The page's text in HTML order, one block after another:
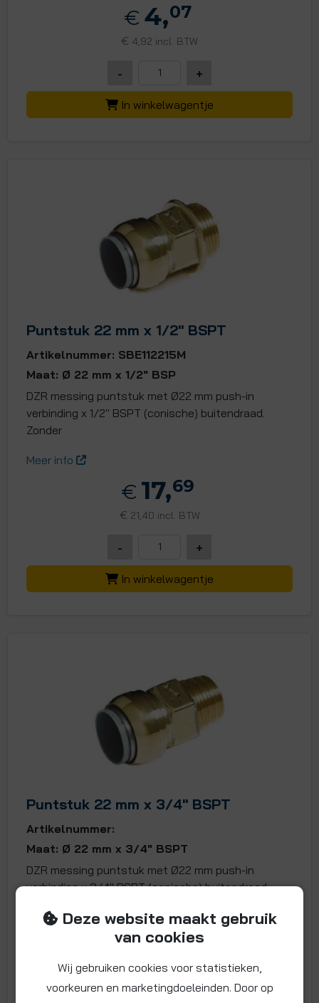
€ 4,07
€ 4,92 incl. BTW
- +
In winkelwagentje
Puntstuk 22 mm x 1/2" BSPT
Artikelnummer: SBE112215M
Maat: Ø 22 mm x 1/2" BSP
DZR messing puntstuk met Ø22 mm push-in
verbinding x 1/2" BSPT (conische) buitendraad.
Zonder
Meer info
€ 17,69
€ 21,40 incl. BTW
- +
In winkelwagentje
Puntstuk 22 mm x 3/4" BSPT
Artikelnummer:
Maat: Ø 22 mm x 3/4" BSPT
DZR messing puntstuk met Ø22 mm push-in
verbinding x 3/4" BSPT (conische) buitendraad.
€13,
€16,93 incl. BTW
Deze website maakt gebruik
van cookies
Wij gebruiken cookies voor statistieken,
voorkeuren en marketingdoeleinden. Door op